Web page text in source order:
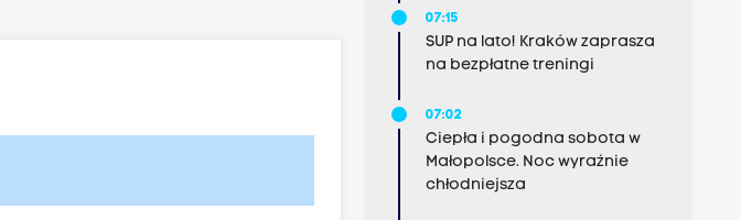
07:15
SUP na lato! Kraków zaprasza
na bezpłatne treningi
07:02
Ciepła i pogodna sobota w
Małopolsce. Noc wyraźnie
chłodniejsza